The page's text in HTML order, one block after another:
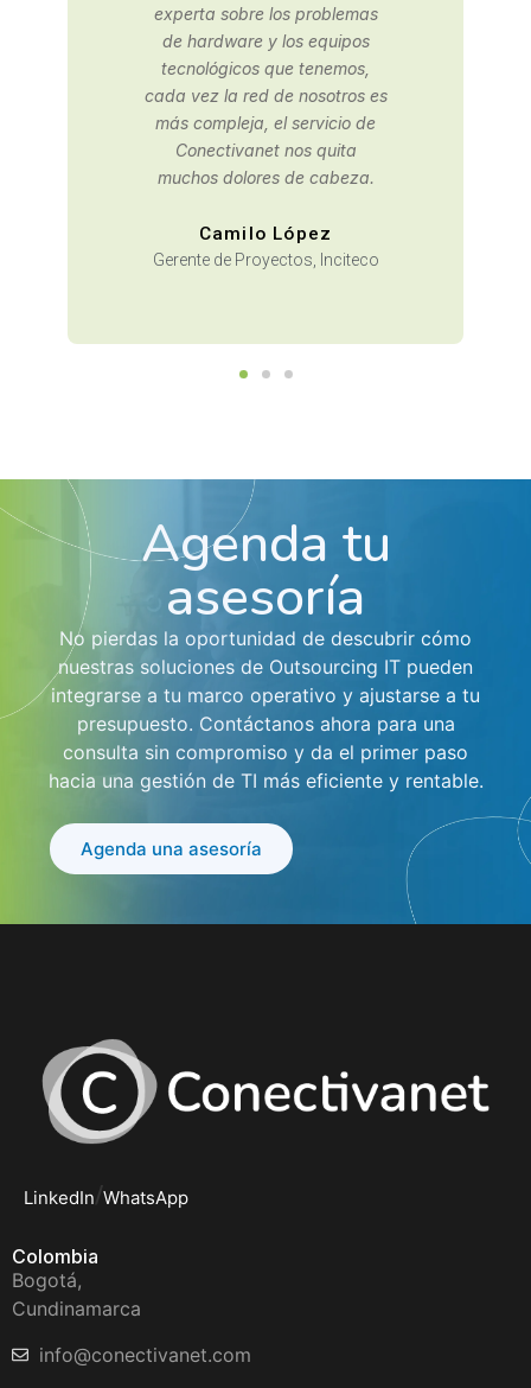
infraestructura IT, gracias a
los buenos resultados,
decidimos tercerizar nuestra
oficina de sistemas con ellos.
David Moreno
Área de Planeación,
Agenda tu
asesoría
No pierdas la oportunidad de descubrir cómo
nuestras soluciones de Outsourcing IT pueden
integrarse a tu marco operativo y ajustarse a tu
presupuesto. Contáctanos ahora para una
consulta sin compromiso y da el primer paso
hacia una gestión de TI más eficiente y rentable.
Agenda una asesoría
LinkedIn/WhatsApp
Colombia
Bogotá,
Cundinamarca
info@conectivanet.com